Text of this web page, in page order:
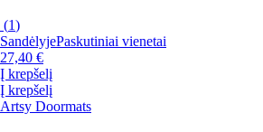
(1)
SandėlyjePaskutiniai vienetai
27,40 €
Į krepšelį
Į krepšelį
Artsy Doormats